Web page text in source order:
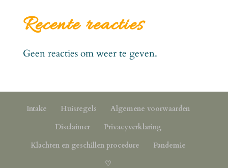
Recente reacties
Geen reacties om weer te geven.
Intake Huisregels
Algemene voorwaarden
Disclaimer
Privacyverklaring
Klachten en geschillen procedure
Pandemie
♡